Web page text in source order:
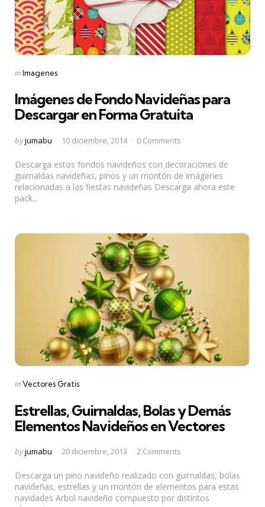
Categories
Posted
inImagenes
Imágenes de Fondo Navideñas para
Descargar en Forma Gratuita
Posted
byjumabu 10 diciembre, 2014 0 Comments
Descarga estos fondos navideños con decoraciones de
guirnaldas navideñas, pinos y un montón de imágenes
relacionadas a las fiestas navideñas Descarga ahora este
pack...
Categories
Posted
inVectores Gratis
Estrellas, Guirnaldas, Bolas y Demás
Elementos Navideños en Vectores
Posted
byjumabu 20 diciembre, 2013 2 Comments
Descarga un pino navideño realizado con guirnaldas, bolas
navideñas, estrellas y un montón de elementos para estas
navidades Arbol navideño compuesto por distintos